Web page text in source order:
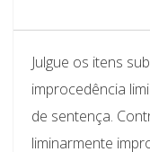
Julgue os itens
improcedência
de sentença.
liminarmente